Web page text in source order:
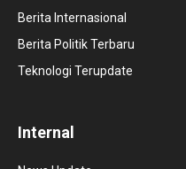
Berita Internasional
Berita Politik Terbaru
Teknologi Terupdate
Internal